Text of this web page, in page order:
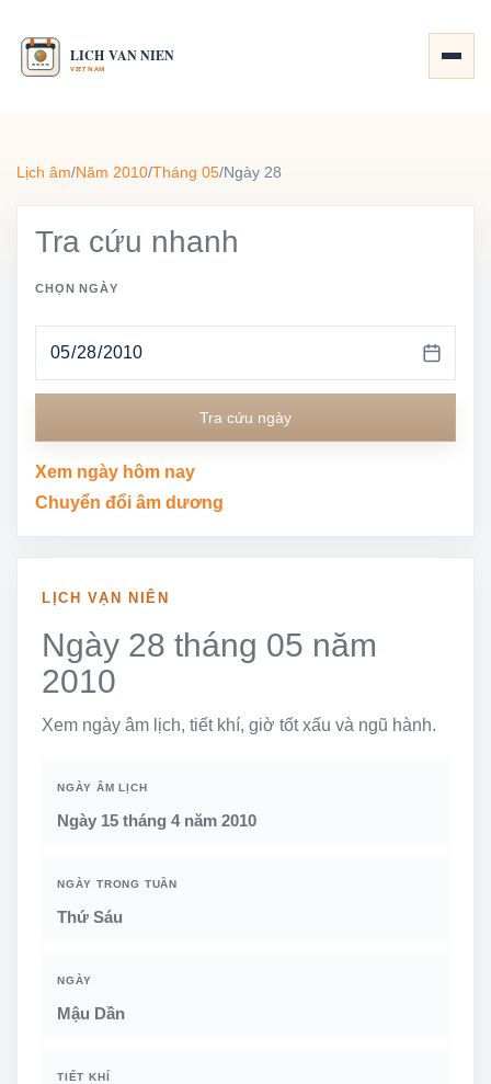
Lịch âm/Năm 2010/Tháng 05/Ngày 28
Tra cứu nhanh
CHỌN NGÀY
Tra cứu ngày
Xem ngày hôm nay
Chuyển đổi âm dương
LỊCH VẠN NIÊN
Ngày 28 tháng 05 năm
2010
Xem ngày âm lịch, tiết khí, giờ tốt xấu và ngũ hành.
NGÀY ÂM LỊCH
Ngày 15 tháng 4 năm 2010
NGÀY TRONG TUẦN
Thứ Sáu
NGÀY
Mậu Dần
TIẾT KHÍ